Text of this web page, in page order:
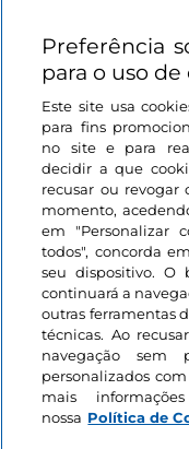
Ligações úteis
Iniciar sessão
Mantenha-se em
Preferência
para o uso de
Este site usa
para fins
no site e para
decidir a que
recusar ou revogar
momento,
em "Personalizar
todos", concorda
seu dispositivo. O
continuará a
outras ferramentas
técnicas. Ao
navegação sem
personalizados
mais
nossa Política de